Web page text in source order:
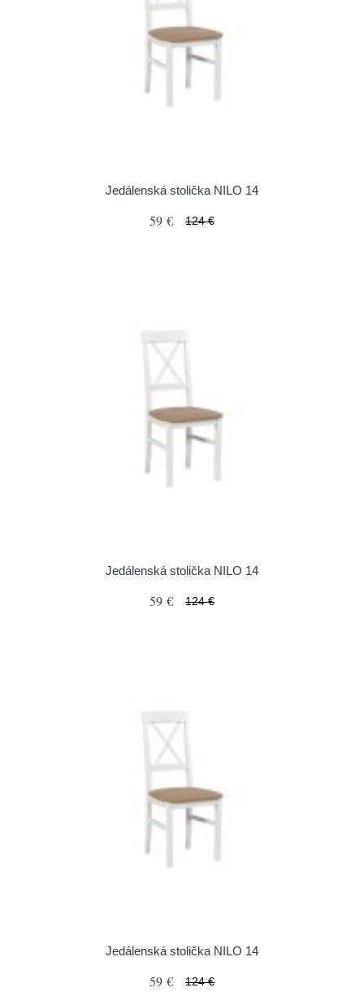
Jedálenská stolička NILO 14
59 € 124 €
Jedálenská stolička NILO 14
59 € 124 €
Jedálenská stolička NILO 14
59 € 124 €